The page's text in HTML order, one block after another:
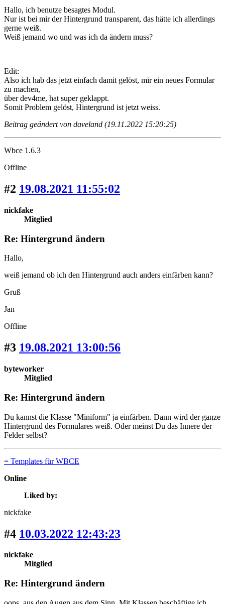
Hallo, ich benutze besagtes Modul.
Nur ist bei mir der Hintergrund transparent, das hätte ich allerdings
gerne weiß.
Weiß jemand wo und was ich da ändern muss?
Edit:
Also ich hab das jetzt einfach damit gelöst, mir ein neues Formular
zu machen,
über dev4me, hat super geklappt.
Somit Problem gelöst, Hintergrund ist jetzt weiss.
Beitrag geändert von daveland (19.11.2022 15:20:25)
Wbce 1.6.3
Offline
#2 19.08.2021 11:55:02
nickfake
Mitglied
Re: Hintergrund ändern
Hallo,
weiß jemand ob ich den Hintergrund auch anders einfärben kann?
Gruß
Jan
Offline
#3 19.08.2021 13:00:56
byteworker
Mitglied
Re: Hintergrund ändern
Du kannst die Klasse "Miniform" ja einfärben. Dann wird der ganze
Hintergrund des Formulares weiß. Oder meinst Du das Innere der
Felder selbst?
= Templates für WBCE
Online
Liked by:
nickfake
#4 10.03.2022 12:43:23
nickfake
Mitglied
Re: Hintergrund ändern